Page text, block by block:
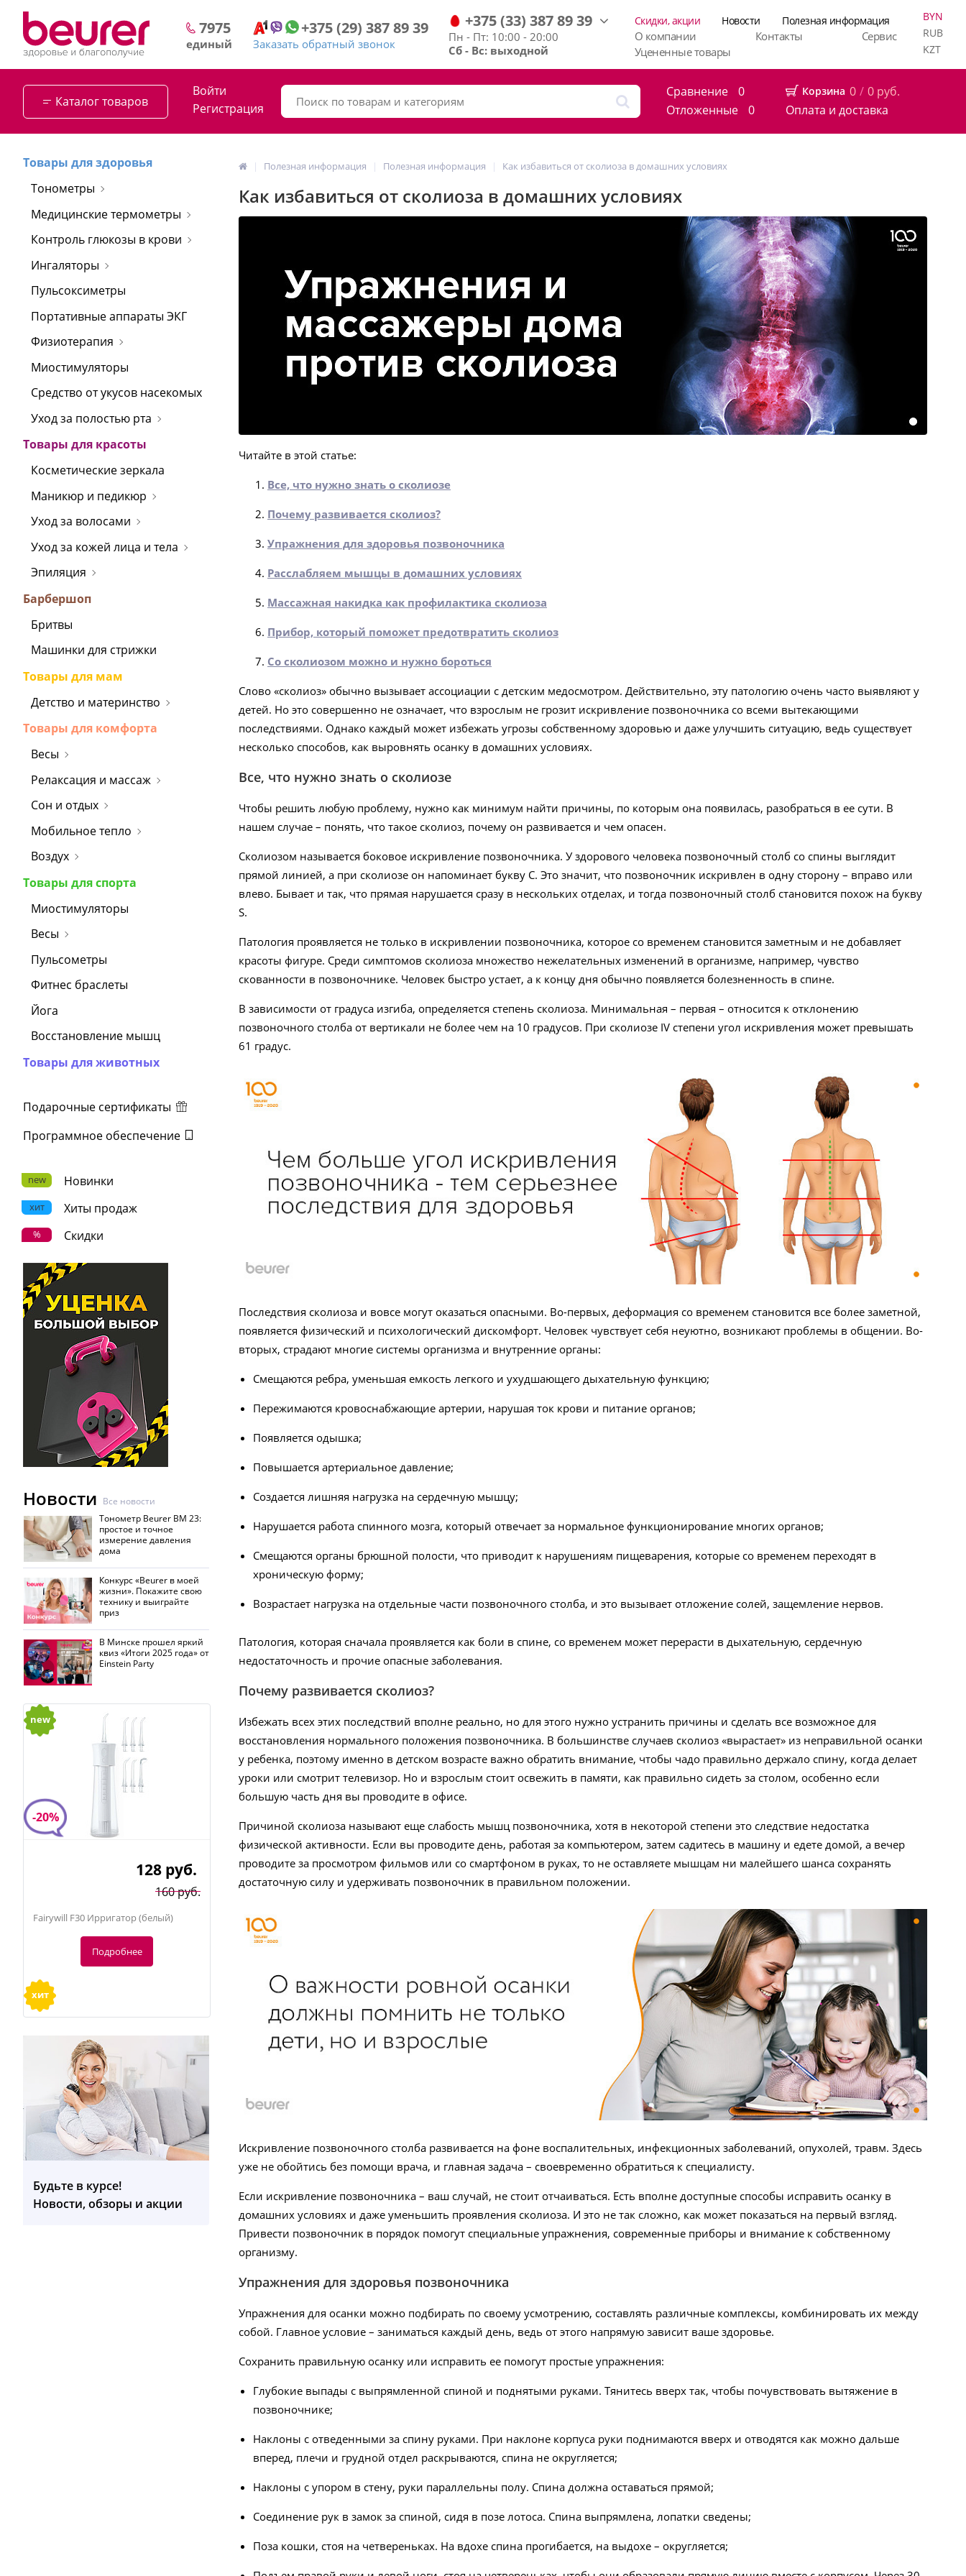
7975
единый
+375(29) 3878939
Заказать обратный звонок
+375(33) 3878939
Пн - Пт: 10:00 - 20:00
Сб - Вс: выходной
Скидки, акции Новости Полезная информация
О компании Контакты
Сервис
Уцененные товары
BYN
RUB
KZT
Каталог товаров
Войти
Регистрация
Сравнение
0
Отложенные
0
Корзина 0 / 0 руб.
Оплата и доставка
Товары для здоровья
Тонометры
Медицинские термометры
Контроль глюкозы в крови
Ингаляторы
Пульсоксиметры
Портативные аппараты ЭКГ
Физиотерапия
Миостимуляторы
Средство от укусов насекомых
Уход за полостью рта
Товары для красоты
Косметические зеркала
Маникюр и педикюр
Уход за волосами
Уход за кожей лица и тела
Эпиляция
Барбершоп
Бритвы
Машинки для стрижки
Товары для мам
Детство и материнство
Товары для комфорта
Весы
Релаксация и массаж
Сон и отдых
Мобильное тепло
Воздух
Товары для спорта
Миостимуляторы
Весы
Пульсометры
Фитнес браслеты
Йога
Восстановление мышц
Товары для животных
Подарочные сертификаты
Программное обеспечение
new Новинки
хит Хиты продаж
% Скидки
Новости Все новости
Тонометр Beurer BM 23:
простое и точное
измерение давления
дома
Конкурс «Beurer в моей
жизни». Покажите свою
технику и выиграйте
приз
В Минске прошел яркий
квиз «Итоги 2025 года» от
Einstein Party
new
-20%
128 руб.
160 руб.
Fairywill F30 Ирригатор (белый)
Подробнее
хит
116руб.
HT 60 Мультистайлер для волос
Будьте в курсе!
Новости, обзоры и акции
Полезная информация Полезная информация Как избавиться от сколиоза в домашних условиях
Как избавиться от сколиоза в домашних условиях
Читайте в этой статье:
Все, что нужно знать о сколиозе
Почему развивается сколиоз?
Упражнения для здоровья позвоночника
Расслабляем мышцы в домашних условиях
Массажная накидка как профилактика сколиоза
Прибор, который поможет предотвратить сколиоз
Со сколиозом можно и нужно бороться
Слово «сколиоз» обычно вызывает ассоциации с детским медосмотром. Действительно, эту патологию очень часто выявляют у
детей. Но это совершенно не означает, что взрослым не грозит искривление позвоночника со всеми вытекающими
последствиями. Однако каждый может избежать угрозы собственному здоровью и даже улучшить ситуацию, ведь существует
несколько способов, как выровнять осанку в домашних условиях.
Все, что нужно знать о сколиозе
Чтобы решить любую проблему, нужно как минимум найти причины, по которым она появилась, разобраться в ее сути. В
нашем случае – понять, что такое сколиоз, почему он развивается и чем опасен.
Сколиозом называется боковое искривление позвоночника. У здорового человека позвоночный столб со спины выглядит
прямой линией, а при сколиозе он напоминает букву С. Это значит, что позвоночник искривлен в одну сторону – вправо или
влево. Бывает и так, что прямая нарушается сразу в нескольких отделах, и тогда позвоночный столб становится похож на букву
S.
Патология проявляется не только в искривлении позвоночника, которое со временем становится заметным и не добавляет
красоты фигуре. Среди симптомов сколиоза множество нежелательных изменений в организме, например, чувство
скованности в позвоночнике. Человек быстро устает, а к концу дня обычно появляется болезненность в спине.
В зависимости от градуса изгиба, определяется степень сколиоза. Минимальная – первая – относится к отклонению
позвоночного столба от вертикали не более чем на 10 градусов. При сколиозе IV степени угол искривления может превышать
61 градус.
Последствия сколиоза и вовсе могут оказаться опасными. Во-первых, деформация со временем становится все более заметной,
появляется физический и психологический дискомфорт. Человек чувствует себя неуютно, возникают проблемы в общении. Во-
вторых, страдают многие системы организма и внутренние органы:
Смещаются ребра, уменьшая емкость легкого и ухудшающего дыхательную функцию;
Пережимаются кровоснабжающие артерии, нарушая ток крови и питание органов;
Появляется одышка;
Повышается артериальное давление;
Создается лишняя нагрузка на сердечную мышцу;
Нарушается работа спинного мозга, который отвечает за нормальное функционирование многих органов;
Смещаются органы брюшной полости, что приводит к нарушениям пищеварения, которые со временем переходят в
хроническую форму;
Возрастает нагрузка на отдельные части позвоночного столба, и это вызывает отложение солей, защемление нервов.
Патология, которая сначала проявляется как боли в спине, со временем может перерасти в дыхательную, сердечную
недостаточность и прочие опасные заболевания.
Почему развивается сколиоз?
Избежать всех этих последствий вполне реально, но для этого нужно устранить причины и сделать все возможное для
восстановления нормального положения позвоночника. В большинстве случаев сколиоз «вырастает» из неправильной осанки
у ребенка, поэтому именно в детском возрасте важно обратить внимание, чтобы чадо правильно держало спину, когда делает
уроки или смотрит телевизор. Но и взрослым стоит освежить в памяти, как правильно сидеть за столом, особенно если
большую часть дня вы проводите в офисе.
Причиной сколиоза называют еще слабость мышц позвоночника, хотя в некоторой степени это следствие недостатка
физической активности. Если вы проводите день, работая за компьютером, затем садитесь в машину и едете домой, а вечер
проводите за просмотром фильмов или со смартфоном в руках, то не оставляете мышцам ни малейшего шанса сохранять
достаточную силу и удерживать позвоночник в правильном положении.
Искривление позвоночного столба развивается на фоне воспалительных, инфекционных заболеваний, опухолей, травм. Здесь
уже не обойтись без помощи врача, и главная задача – своевременно обратиться к специалисту.
Если искривление позвоночника – ваш случай, не стоит отчаиваться. Есть вполне доступные способы исправить осанку в
домашних условиях и даже уменьшить проявления сколиоза. И это не так сложно, как может показаться на первый взгляд.
Привести позвоночник в порядок помогут специальные упражнения, современные приборы и внимание к собственному
организму.
Упражнения для здоровья позвоночника
Упражнения для осанки можно подбирать по своему усмотрению, составлять различные комплексы, комбинировать их между
собой. Главное условие – заниматься каждый день, ведь от этого напрямую зависит ваше здоровье.
Сохранить правильную осанку или исправить ее помогут простые упражнения:
Глубокие выпады с выпрямленной спиной и поднятыми руками. Тянитесь вверх так, чтобы почувствовать вытяжение в
позвоночнике;
Наклоны с отведенными за спину руками. При наклоне корпуса руки поднимаются вверх и отводятся как можно дальше
вперед, плечи и грудной отдел раскрываются, спина не округляется;
Наклоны с упором в стену, руки параллельны полу. Спина должна оставаться прямой;
Соединение рук в замок за спиной, сидя в позе лотоса. Спина выпрямлена, лопатки сведены;
Поза кошки, стоя на четвереньках. На вдохе спина прогибается, на выдохе – округляется;